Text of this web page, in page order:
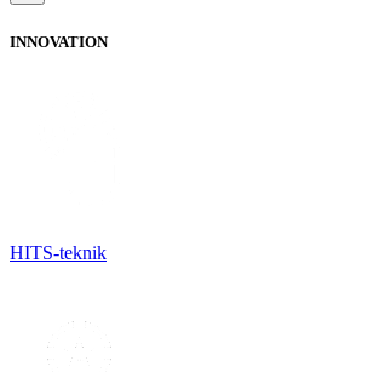
INNOVATION
HITS-teknik